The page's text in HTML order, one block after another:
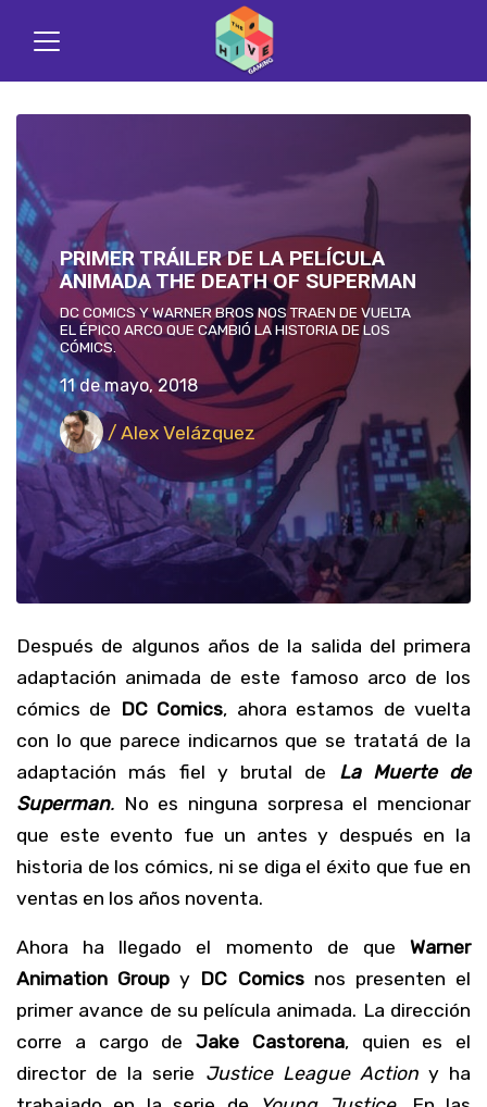
PRIMER TRÁILER DE LA PELÍCULA
ANIMADA THE DEATH OF SUPERMAN
DC COMICS Y WARNER BROS NOS TRAEN DE VUELTA
EL ÉPICO ARCO QUE CAMBIÓ LA HISTORIA DE LOS
CÓMICS.
11 de mayo, 2018
/ Alex Velázquez
Después de algunos años de la salida del primera
adaptación animada de este famoso arco de los
cómics de DC Comics, ahora estamos de vuelta
con lo que parece indicarnos que se tratatá de la
adaptación más fiel y brutal de La Muerte de
Superman. No es ninguna sorpresa el mencionar
que este evento fue un antes y después en la
historia de los cómics, ni se diga el éxito que fue en
ventas en los años noventa.
Ahora ha llegado el momento de que Warner
Animation Group y DC Comics nos presenten el
primer avance de su película animada. La dirección
corre a cargo de Jake Castorena, quien es el
director de la serie Justice League Action y ha